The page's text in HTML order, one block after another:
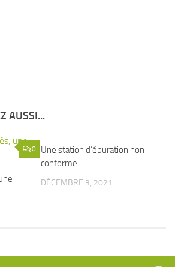
AUSSI...
0
Une station d’épuration non
conforme
DÉCEMBRE 3, 2021